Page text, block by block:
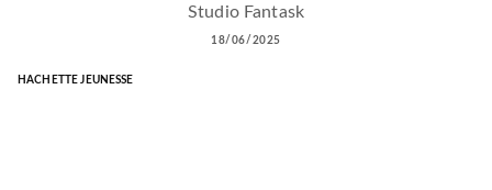
Studio Fantask
18/06/2025
HACHETTE JEUNESSE